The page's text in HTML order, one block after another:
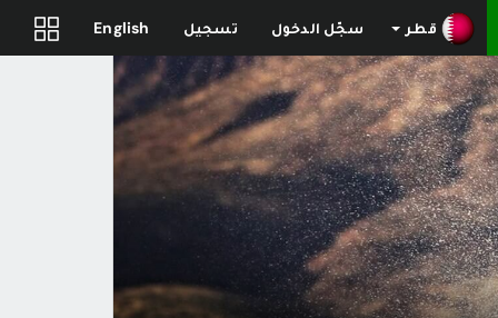
قطر سجّل الدخول تسجيل English